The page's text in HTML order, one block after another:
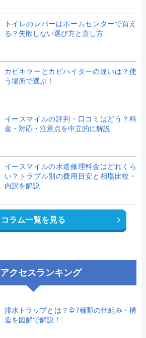
トイレのレバーはホームセンターで買え
る？失敗しない選び方と直し方
カビキラーとカビハイターの違いは？使
う場所で選ぶ！
イースマイルの評判・口コミはどう？料
金・対応・注意点を中立的に解説
イースマイルの水道修理料金はどれくら
い？トラブル別の費用目安と相場比較・
内訳を解説
コラム一覧を見る
アクセスランキング
排水トラップとは？全7種類の仕組み・構
造を図解で解説！